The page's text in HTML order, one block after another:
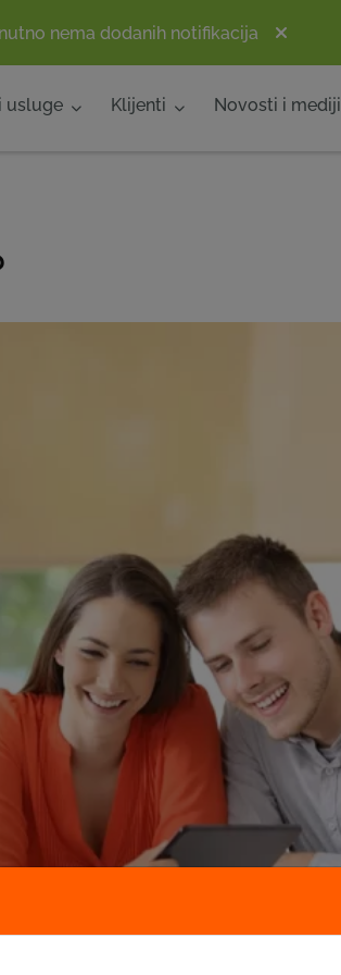
nema dodanih notifikacija
usluge Klijenti Novosti i mediji